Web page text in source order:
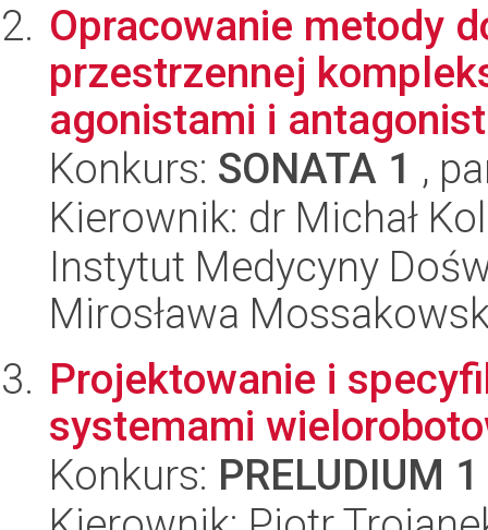
Opracowanie metody
przestrzennej
agonistami i
Konkurs: SONATA 1 ,
Kierownik: dr Michał
Instytut Medycyny
Mirosława
Projektowanie i
systemami
Konkurs: PRELUDIUM 1